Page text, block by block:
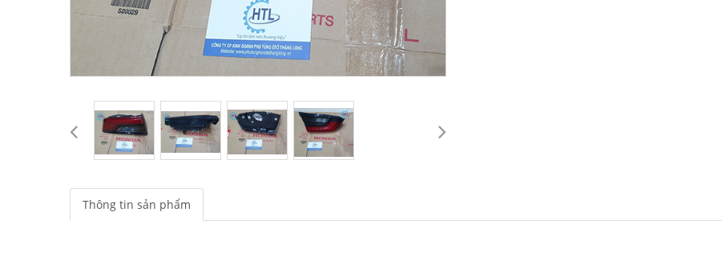
Thông tin sản phẩm